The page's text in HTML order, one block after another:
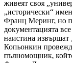
живеят своя
„исторически“
Франц Меринг, но
документацията
наистина
Копьонкин
пълномощник,